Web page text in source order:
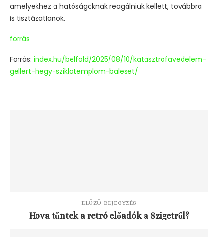
amelyekhez a hatóságoknak reagálniuk kellett, továbbra
is tisztázatlanok.
forrás
Forrás: index.hu/belfold/2025/08/10/katasztrofavedelem-
gellert-hegy-sziklatemplom-baleset/
ELŐZŐ BEJEGYZÉS
Hova tűntek a retró előadók a Szigetről?